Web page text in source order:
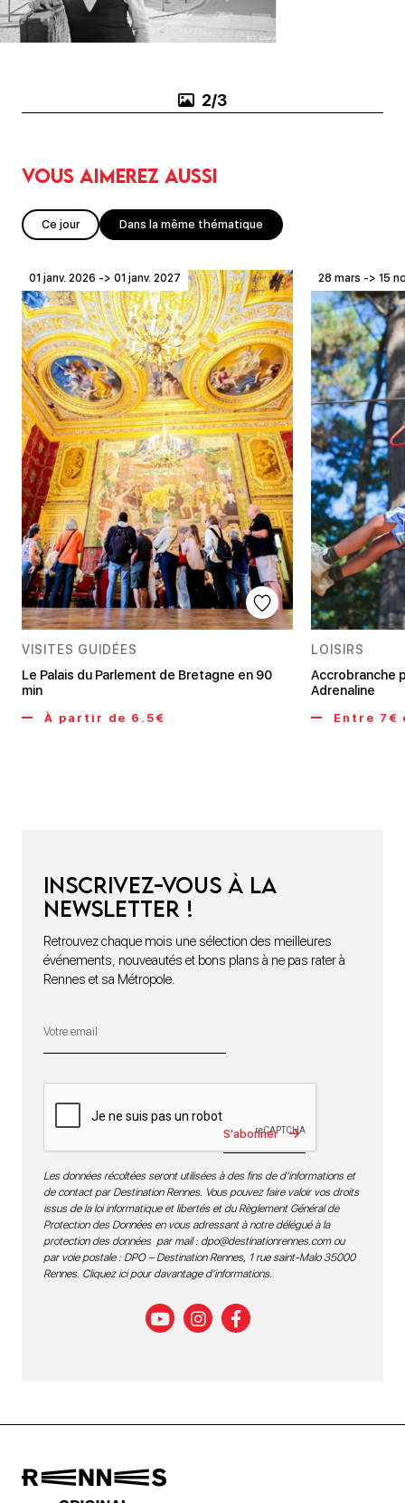
3/3
Vous aimerez aussi
Ce jour Dans la même thématique
01 janv. 2026 -> 01 janv. 2027
VISITES GUIDÉES
Le Palais du Parlement de Bretagne en 90
min
À partir de 6.5€
28 mars -> 15
LOISIRS
Accrobranche
Adrenaline
Entre 7€
Inscrivez-vous à la
newsletter !
Retrouvez chaque mois une sélection des meilleures
événements, nouveautés et bons plans à ne pas rater à
Rennes et sa Métropole.
S'abonner
Les données récoltées seront utilisées à des fins de d’informations et
de contact par Destination Rennes. Vous pouvez faire valoir vos droits
issus de la loi informatique et libertés et du Règlement Général de
Protection des Données en vous adressant à notre délégué à la
protection des données par mail : dpo@destinationrennes.comou
par voie postale : DPO – Destination Rennes, 1 rue saint-Malo 35000
Rennes. Cliquez ici pour davantage d’informations.